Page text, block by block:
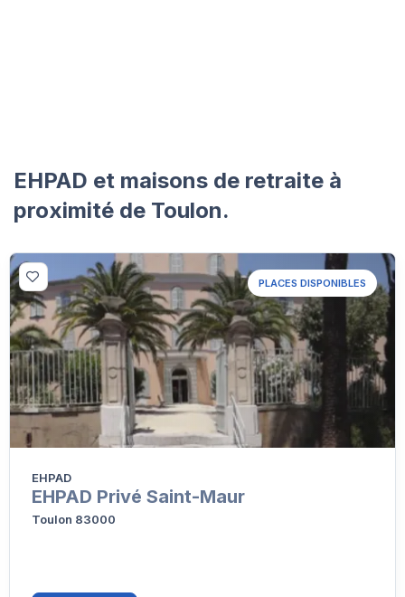
EHPAD et maisons de retraite à
proximité de Toulon.
PLACES DISPONIBLES
EHPAD
EHPAD Privé Saint-Maur
Toulon 83000